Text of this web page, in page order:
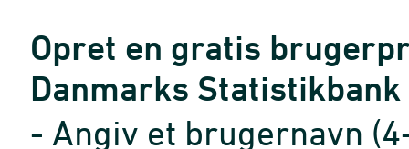
Opret en gratis
Danmarks Statistikbank
- Angiv et brugernavn